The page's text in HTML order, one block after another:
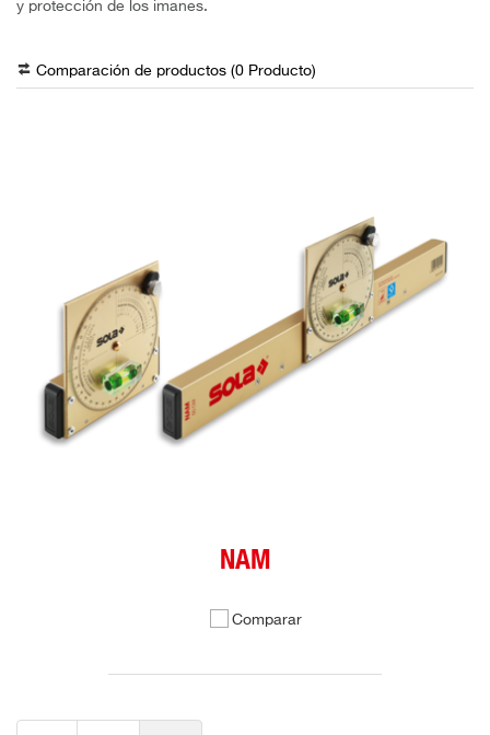
y protección de los imanes.
Comparación de productos (0 Producto)
NAM
Comparar